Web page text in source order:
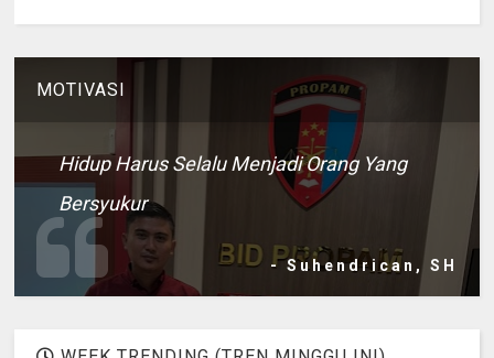
MOTIVASI
Hidup Harus Selalu Menjadi Orang Yang
Bersyukur
- Suhendrican, SH